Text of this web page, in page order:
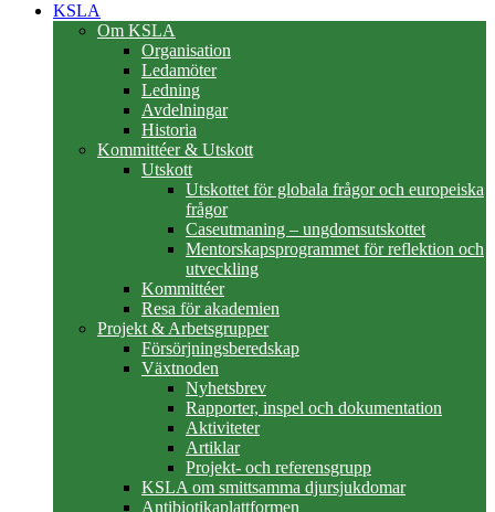
KSLA
Om KSLA
Organisation
Ledamöter
Ledning
Avdelningar
Historia
Kommittéer & Utskott
Utskott
Utskottet för globala frågor och europeiska
frågor
Caseutmaning – ungdomsutskottet
Mentorskapsprogrammet för reflektion och
utveckling
Kommittéer
Resa för akademien
Projekt & Arbetsgrupper
Försörjningsberedskap
Växtnoden
Nyhetsbrev
Rapporter, inspel och dokumentation
Aktiviteter
Artiklar
Projekt- och referensgrupp
KSLA om smittsamma djursjukdomar
Antibiotikaplattformen